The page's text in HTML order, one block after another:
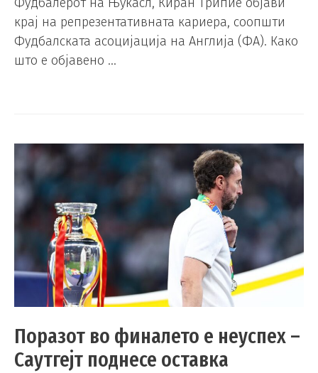
крај на репрезентативната кариера, соопшти
Фудбалската асоцијација на Англија (ФА). Како
што е објавено …
Поразот во финалето e неуспех –
Саутгејт поднесе оставка